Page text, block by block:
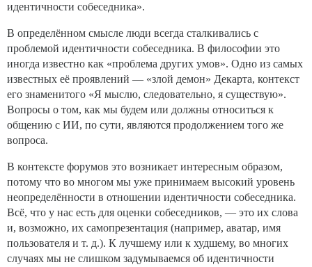
идентичности собеседника».
В определённом смысле люди всегда сталкивались с
проблемой идентичности собеседника. В философии это
иногда известно как «проблема других умов». Одно из самых
известных её проявлений — «злой демон» Декарта, контекст
его знаменитого «Я мыслю, следовательно, я существую».
Вопросы о том, как мы будем или должны относиться к
общению с ИИ, по сути, являются продолжением того же
вопроса.
В контексте форумов это возникает интересным образом,
потому что во многом мы уже принимаем высокий уровень
неопределённости в отношении идентичности собеседника.
Всё, что у нас есть для оценки собеседников, — это их слова
и, возможно, их самопрезентация (например, аватар, имя
пользователя и т. д.). К лучшему или к худшему, во многих
случаях мы не слишком задумываемся об идентичности